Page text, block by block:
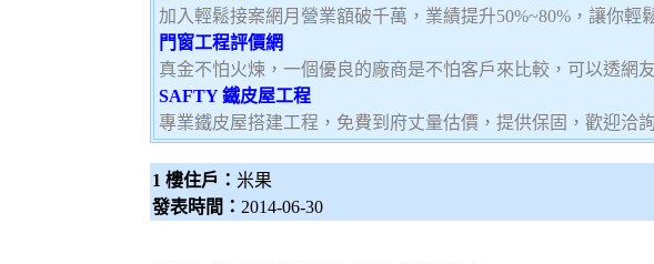
加入輕鬆接案網月營業額破千萬，業績提升50%~80%，讓你輕
門窗工程評價網
真金不怕火煉，一個優良的廠商是不怕客戶來比較，可以透網
SAFTY 鐵皮屋工程
專業鐵皮屋搭建工程，免費到府丈量估價，提供保固，歡迎洽詢
1 樓住戶： 米果
發表時間： 2014-06-30